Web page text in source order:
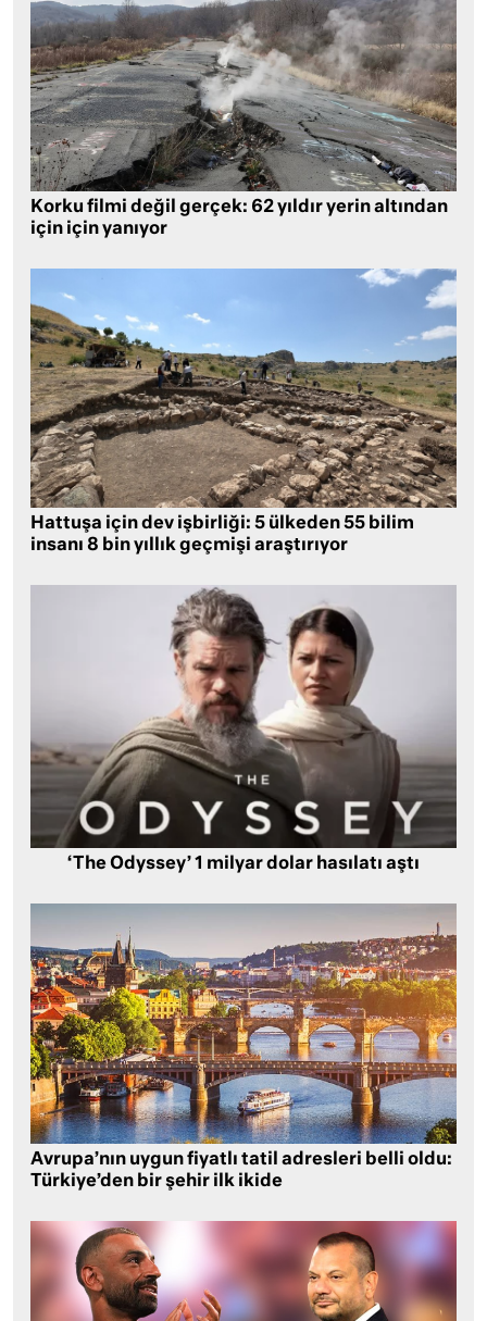
Korku filmi değil gerçek: 62 yıldır yerin altından
için için yanıyor
Hattuşa için dev işbirliği: 5 ülkeden 55 bilim
insanı 8 bin yıllık geçmişi araştırıyor
‘The Odyssey’ 1 milyar dolar hasılatı aştı
Avrupa’nın uygun fiyatlı tatil adresleri belli oldu:
Türkiye’den bir şehir ilk ikide